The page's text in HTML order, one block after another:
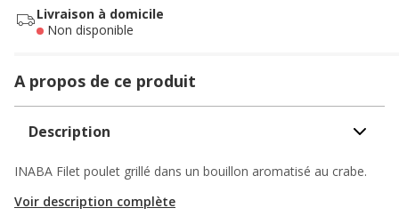
Livraison à domicile
Non disponible
A propos de ce produit
Description
INABA Filet poulet grillé dans un bouillon aromatisé au crabe.
Voir description complète